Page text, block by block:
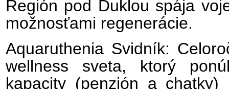
Región pod Duklou spája
možnosťami regenerácie.
Aquaruthenia Svidník:
wellness sveta, ktorý
kapacity (penzión a